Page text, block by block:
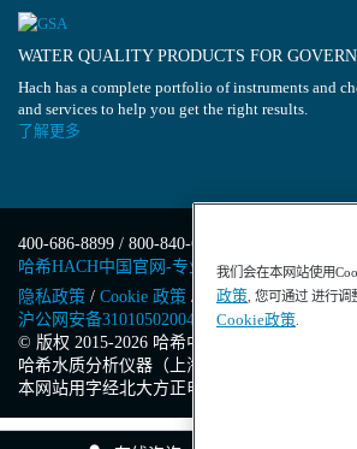
WATER QUALITY PRODUCTS FOR
Hach has a complete portfolio of instruments and
and services to help you get the right results.
了解更多
400-686-8899 / 800-840-6026
哈希HACH中国官网-专业水质分析仪器
隐私政策 / Cookie 政策 / Cookie 设置/沪ICP
沪公网安备31010502004971号/沪(浦)应急管
© 版权 2015-2026 哈希中国版权所有
哈希水质分析仪器（上海）有限公司
本网站用字经北大方正电子有限公司授权许可
我们会在本网站使用
政策, 您可通过 进行调
Cookie政策.